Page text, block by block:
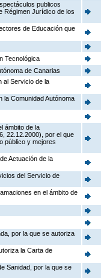
publicos
Régimen Jurídico de los
de Educación que
Tecnológica
de Canarias
al Servicio de la
la Comunidad Autónoma
ámbito de la
22.12.2000), por el que
público y mejores
Actuación de la
del Servicio de
en el ámbito de
por la que se autoriza
la Carta de
Sanidad, por la que se